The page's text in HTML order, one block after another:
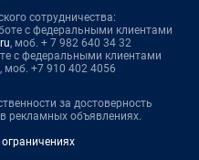
сотрудничества:
с федеральными клиентами
, моб. + 7 982 640 34 32
с федеральными клиентами
, моб. +7 910 402 4056
за достоверность
рекламных объявлениях.